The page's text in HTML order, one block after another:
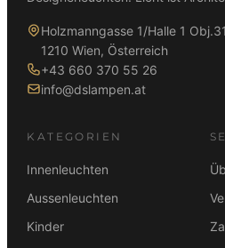
Holzmanngasse 1/Halle 1 Obj.31
1210 Wien, Österreich
+43 660 370 55 26
info@dslampen.at
KATEGORIEN
Innenleuchten
Aussenleuchten
Kinder